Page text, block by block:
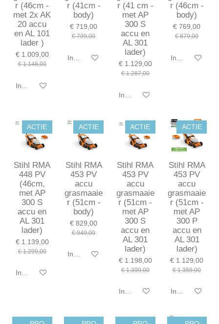
r (46cm -
met 2x AK
20 accu
en AL 101
lader )
€ 1.009,00
€ 1.148,00
In winkelwagen
r (41cm -
body)
€ 719,00
€ 799,00
In winkelwagen
r (41 cm -
met AP
300 S
accu en
AL 301
lader)
€ 1.129,00
€ 1.287,00
In winkelwagen
r (46cm -
body)
€ 769,00
€ 879,00
In winkelwagen
ACTIE
Stihl RMA
448 PV
(46cm,
met AP
300 S
accu en
AL 301
lader)
€ 1.139,00
€ 1.299,00
In winkelwagen
ACTIE
Stihl RMA
453 PV
accu
grasmaaie
r (51cm -
body)
€ 829,00
€ 949,00
In winkelwagen
ACTIE
Stihl RMA
453 PV
accu
grasmaaie
r (51cm -
met AP
300 S
accu en
AL 301
lader)
€ 1.198,00
€ 1.399,00
In winkelwagen
ACTIE
Stihl RMA
453 PV
accu
grasmaaie
r (51cm -
met AP
300 P
accu en
AL 301
lader)
€ 1.129,00
€ 1.359,00
In winkelwagen